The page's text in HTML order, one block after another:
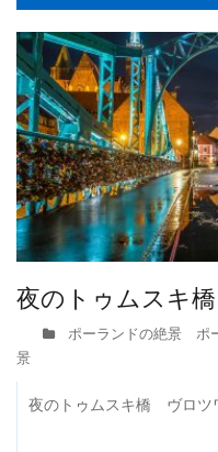
夜のトゥムスキ
ポーランドの絶景 ポ
景
夜のトゥムスキ橋 ヴロツ